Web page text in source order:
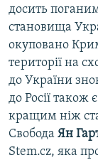
досить
становища
окуповано
території на
до України
до Росії також
кращим ніж
Свобода Ян
Stem.cz, яка